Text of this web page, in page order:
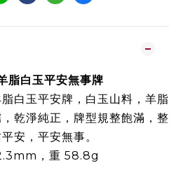
脂白玉平安無事牌
白玉平安牌，白玉山料，羊脂
乾淨純正，牌型規整飽滿，整
安，平安無事。
，重 58.8g